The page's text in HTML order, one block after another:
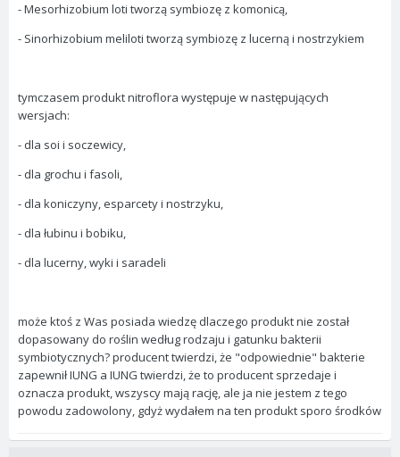
- Mesorhizobium loti tworzą symbiozę z komonicą,
- Sinorhizobium meliloti tworzą symbiozę z lucerną i nostrzykiem
tymczasem produkt nitroflora występuje w następujących
wersjach:
- dla soi i soczewicy,
- dla grochu i fasoli,
- dla koniczyny, esparcety i nostrzyku,
- dla łubinu i bobiku,
- dla lucerny, wyki i saradeli
może ktoś z Was posiada wiedzę dlaczego produkt nie został
dopasowany do roślin według rodzaju i gatunku bakterii
symbiotycznych? producent twierdzi, że "odpowiednie" bakterie
zapewnił IUNG a IUNG twierdzi, że to producent sprzedaje i
oznacza produkt, wszyscy mają rację, ale ja nie jestem z tego
powodu zadowolony, gdyż wydałem na ten produkt sporo środków